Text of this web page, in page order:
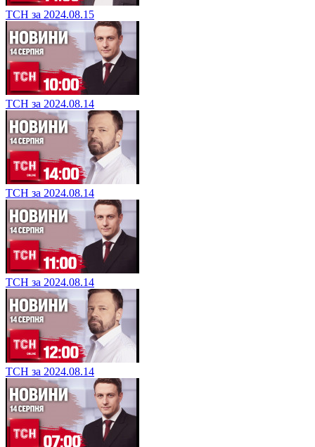
ТСН за 2024.08.15
ТСН за 2024.08.14
ТСН за 2024.08.14
ТСН за 2024.08.14
ТСН за 2024.08.14